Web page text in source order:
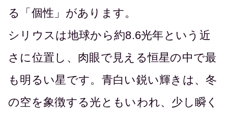
る「個性」があります。
シリウスは地球から約8.6光年という近
さに位置し、肉眼で見える恒星の中で最
も明るい星です。青白い鋭い輝きは、冬
の空を象徴する光ともいわれ、少し瞬く